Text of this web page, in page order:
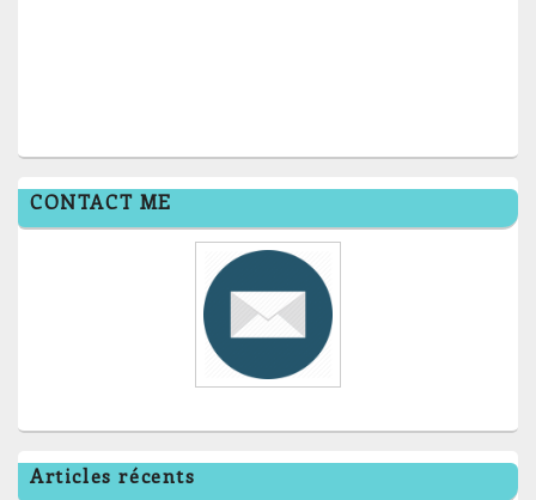
CONTACT ME
Articles récents